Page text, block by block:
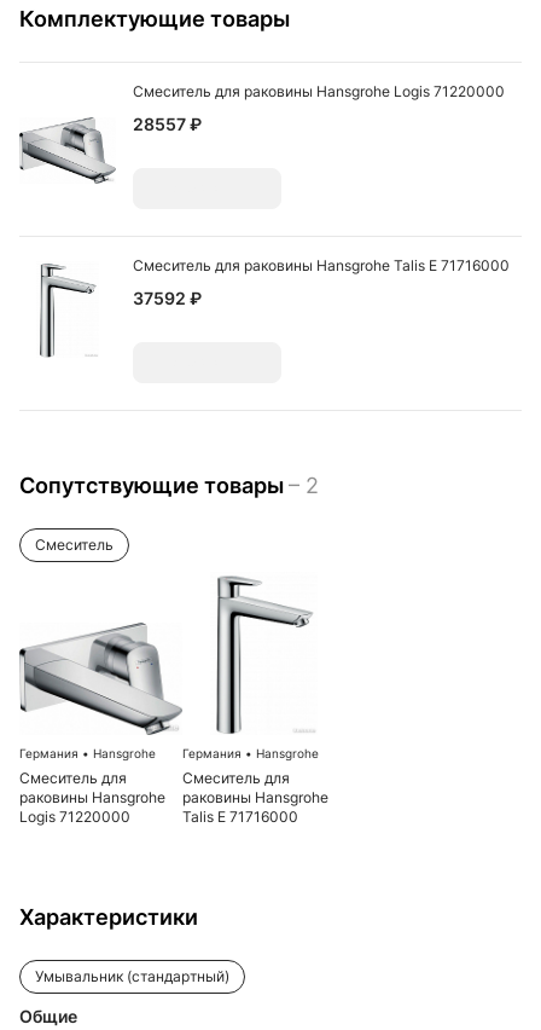
Комплектующие товары
Смеситель для раковины Hansgrohe Logis 71220000
28557 ₽
Смеситель для раковины Hansgrohe Talis E 71716000
37592 ₽
Сопутствующие товары– 2
Смеситель
Германия • Hansgrohe
Смеситель для
раковины Hansgrohe
Logis 71220000
Германия • Hansgrohe
Смеситель для
раковины Hansgrohe
Talis E 71716000
Характеристики
Умывальник (стандартный)
Общие